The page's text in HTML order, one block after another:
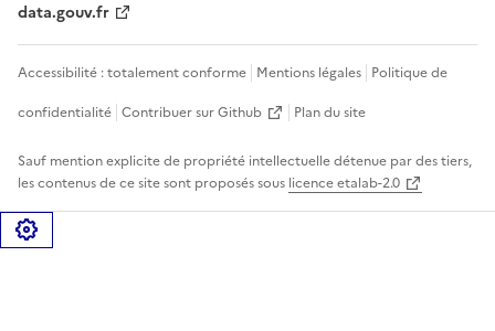
data.gouv.fr
Accessibilité : totalement conforme Mentions légales Politique de
confidentialité Contribuer sur Github Plan du site
Sauf mention explicite de propriété intellectuelle détenue par des tiers,
les contenus de ce site sont proposés sous licence etalab-2.0
Gérer les cookies